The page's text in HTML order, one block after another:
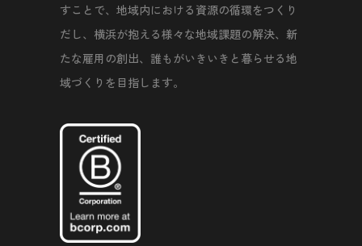
すことで、地域内における資源の循環をつくり
だし、横浜が抱える様々な地域課題の解決、新
たな雇用の創出、誰もがいきいきと暮らせる地
域づくりを目指します。